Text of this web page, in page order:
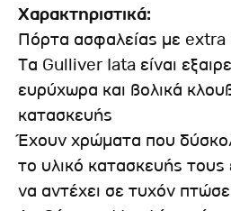
Χαρακτηριστικά:
Πόρτα ασφαλείας με extra
Τα Gulliver Iata είναι
ευρύχωρα και βολικά
κατασκευής
Έχουν χρώματα που
το υλικό κατασκευής τους
να αντέχει σε τυχόν